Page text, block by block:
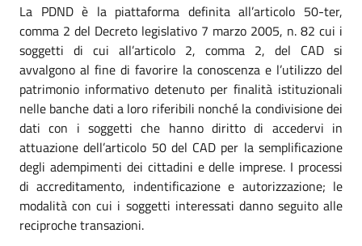
La PDND è la piattaforma definita all’articolo 50-ter,
comma 2 del Decreto legislativo 7 marzo 2005, n. 82 cui i
soggetti di cui all’articolo 2, comma 2, del CAD si
avvalgono al fine di favorire la conoscenza e l’utilizzo del
patrimonio informativo detenuto per finalità istituzionali
nelle banche dati a loro riferibili nonché la condivisione dei
dati con i soggetti che hanno diritto di accedervi in
attuazione dell’articolo 50 del CAD per la semplificazione
degli adempimenti dei cittadini e delle imprese. I processi
di accreditamento, indentificazione e autorizzazione; le
modalità con cui i soggetti interessati danno seguito alle
reciproche transazioni.